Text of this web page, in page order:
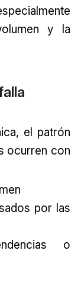
y la
el patrón
ocurren con
por las
o